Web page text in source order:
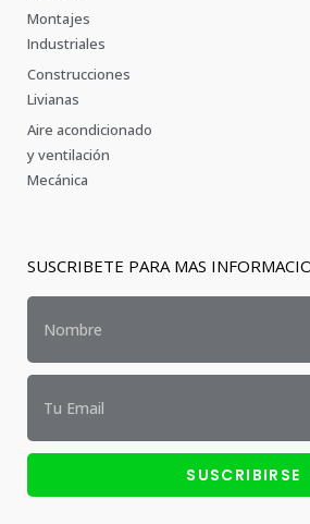
Montajes
Industriales
Construcciones
Livianas
Aire acondicionado
y ventilación
Mecánica
SUSCRIBETE PARA MAS
SUSCRIBIRSE